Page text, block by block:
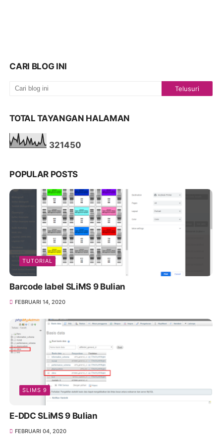
CARI BLOG INI
TOTAL TAYANGAN HALAMAN
321450
POPULAR POSTS
TUTORIAL
Barcode label SLiMS 9 Bulian
FEBRUARI 14, 2020
SLIMS 9
E-DDC SLiMS 9 Bulian
FEBRUARI 04, 2020